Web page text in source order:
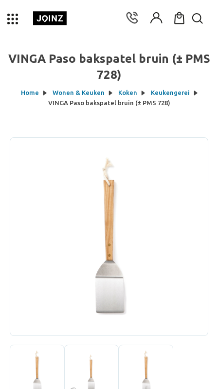
VINGA Paso bakspatel bruin (± PMS
728)
Home Wonen & Keuken Koken
Keukengerei
VINGA Paso bakspatel bruin (± PMS 728)